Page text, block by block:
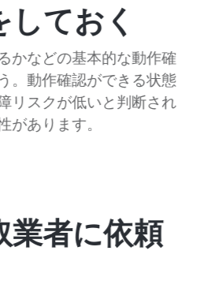
ておく
かなどの基本的な動作確
。動作確認ができる状態
リスクが低いと判断され
があります。
業者に依頼